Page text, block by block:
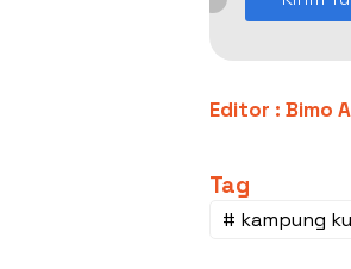
Editor : Bimo
Tag
# kampung